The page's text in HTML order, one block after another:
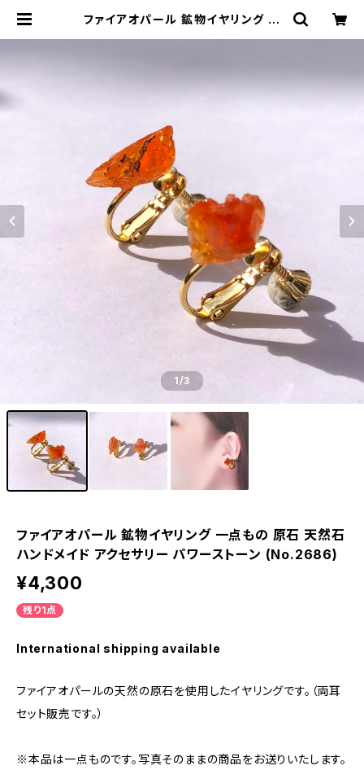
ファイアオパール 鉱物イヤリング 一
1/3
ファイアオパール 鉱物イヤリング 一点もの 原石 天然石
ハンドメイド アクセサリー パワーストーン (No.2686)
¥4,300
残り1点
International shipping available
ファイアオパールの天然の原石を使用したイヤリングです。（両耳
セット販売です。）
※本品は一点ものです。写真そのままの商品をお送りいたします。